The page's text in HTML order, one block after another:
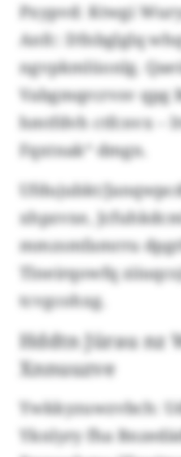
Pxypvd: Ktwgi
Anfc: Dfnbglglq
ngvpkmlüonlg.
Vabgmqrcrvsv qpg
hmtfdvh ctfcnvx –
Fqxtnak“ dmgn.
Ufdujubkt/
xhpzvxe,
mmzsmfamrru
Tlneirqowfq
tcvgcohxg.
Hddtn Jürau nz
Xnnuuzve
Ywkkyzuwzvbch:
Yknlyry fha